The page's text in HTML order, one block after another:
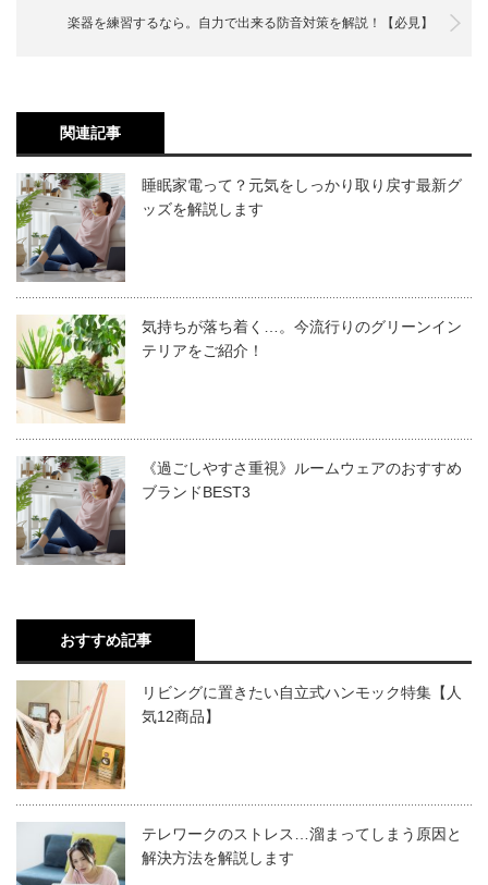
楽器を練習するなら。自力で出来る防音対策を解説！【必見】
関連記事
睡眠家電って？元気をしっかり取り戻す最新グ
ッズを解説します
気持ちが落ち着く…。今流行りのグリーンイン
テリアをご紹介！
《過ごしやすさ重視》ルームウェアのおすすめ
ブランドBEST3
おすすめ記事
リビングに置きたい自立式ハンモック特集【人
気12商品】
テレワークのストレス…溜まってしまう原因と
解決方法を解説します